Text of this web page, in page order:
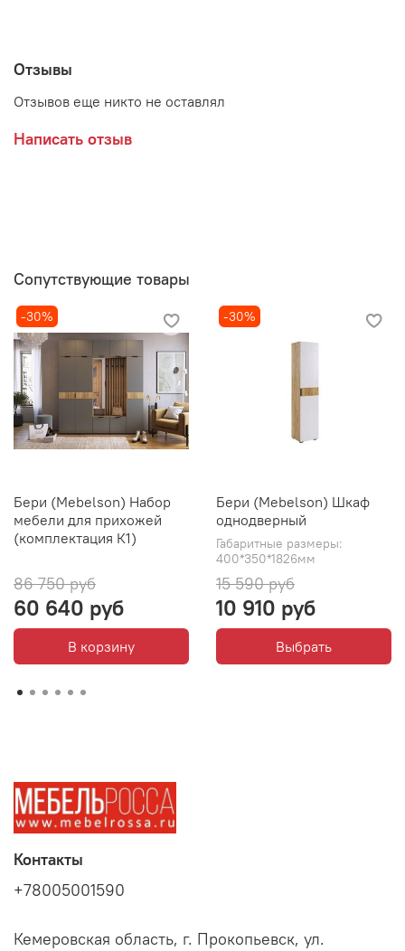
Производитель:
Мебельная фабрика МЕБЕЛЬСОН (MEBELSON)
Отзывы
Отзывов еще никто не оставлял
Написать отзыв
Сопутствующие товары
-30%
Бери (Mebelson) Набор
мебели для прихожей
(комплектация К1)
86 750 руб
60 640 руб
В корзину
-30%
Бери (Mebelson) Шкаф
однодверный
Габаритные размеры:
400*350*1826мм
15 590 руб
10 910 руб
Выбрать
Контакты
+78005001590
Кемеровская область, г. Прокопьевск, ул.